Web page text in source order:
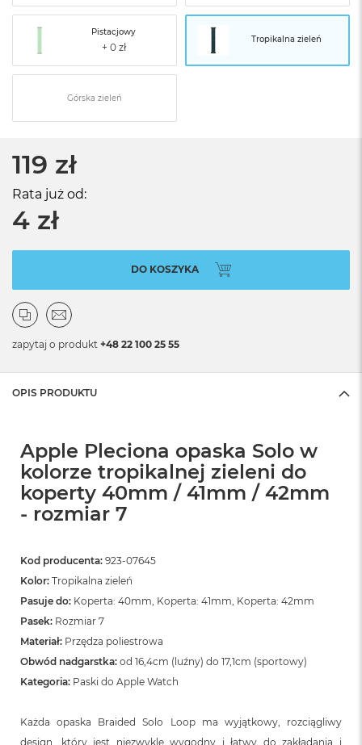
Pistacjowy
Tropikalna zieleń
Górska zieleń
119 zł
Rata już od:
4 zł
DO KOSZYKA
zapytaj o produkt +48 22 100 25 55
OPIS PRODUKTU
Apple Pleciona opaska Solo w
kolorze tropikalnej zieleni do
koperty 40mm / 41mm / 42mm
- rozmiar 7
Kod producenta: 923-07645
Kolor: Tropikalna zieleń
Pasuje do: Koperta: 40mm, Koperta: 41mm, Koperta: 42mm
Pasek: Rozmiar 7
Materiał: Przędza poliestrowa
Obwód nadgarstka: od 16,4cm (luźny) do 17,1cm (sportowy)
Kategoria: Paski do Apple Watch
Każda opaska Braided Solo Loop ma wyjątkowy, rozciągliwy
design, który jest niezwykle wygodny i łatwy do zakładania i